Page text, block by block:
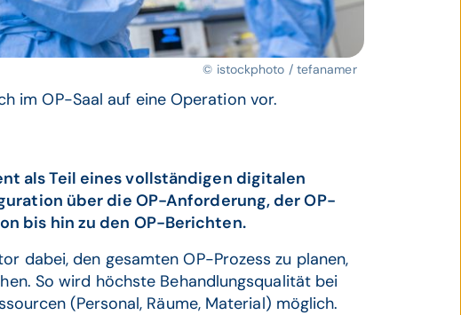
© istockphoto / tefanamer
im OP-Saal auf eine Operation vor.
als Teil eines vollständigen digitalen
über die OP-Anforderung, der OP-
bis hin zu den OP-Berichten.
dabei, den gesamten OP-Prozess zu planen,
So wird höchste Behandlungsqualität bei
(Personal, Räume, Material) möglich.